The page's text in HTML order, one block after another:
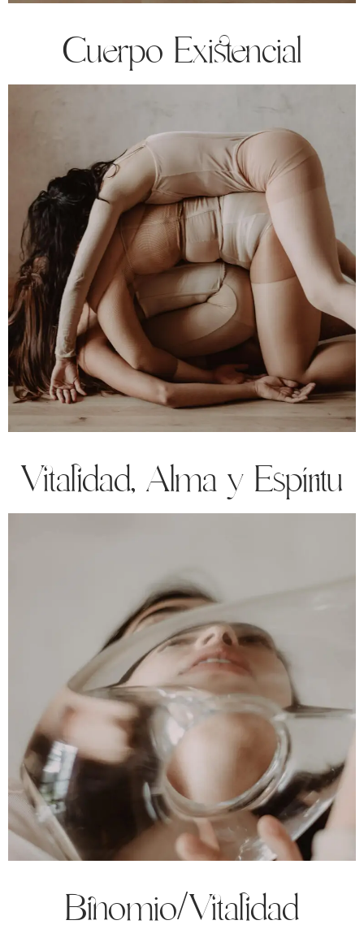
Cuerpo Existencial
Vitalidad, Alma y Espíritu
Binomio/Vitalidad